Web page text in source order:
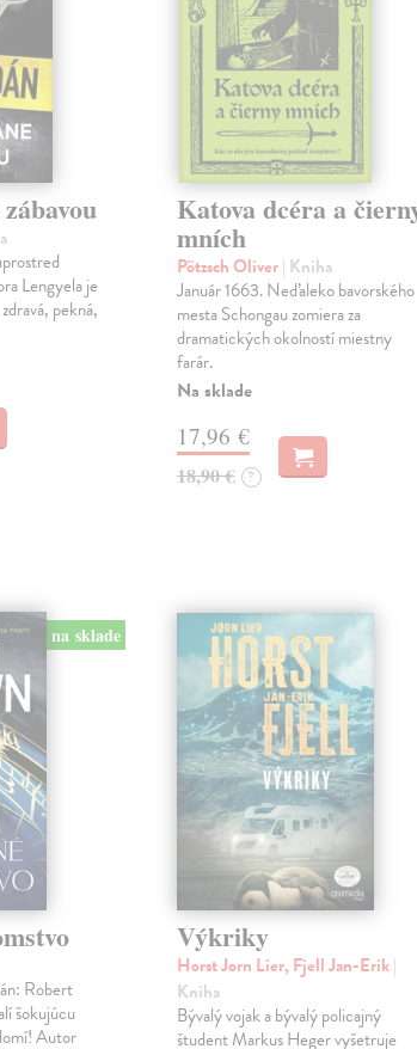
Lengyela je
pekná,
Katova dcéra a
mních
Pötzsch Oliver| Kniha
Január 1663. Neďaleko bavorského
mesta Schongau zomiera za
dramatických okolností miestny
farár.
Na sklade
17,96 €
18,90 € ?
na sklade
Robert
šokujúcu
Autor
Výkriky
Horst Jorn Lier, Fjell Jan-Erik|
Kniha
Bývalý vojak a bývalý policajný
študent Markus Heger vyšetruje